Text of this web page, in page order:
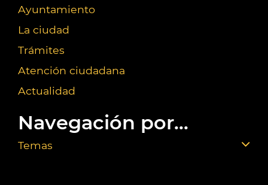
Ayuntamiento
La ciudad
Trámites
Atención ciudadana
Actualidad
Navegación por...
Temas